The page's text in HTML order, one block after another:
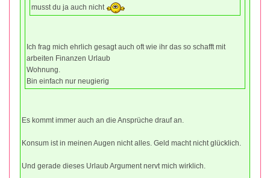
musst du ja auch nicht
Ich frag mich ehrlich gesagt auch oft wie ihr das so schafft mit
arbeiten Finanzen Urlaub
Wohnung.
Bin einfach nur neugierig
Es kommt immer auch an die Ansprüche drauf an.
Konsum ist in meinen Augen nicht alles. Geld macht nicht glücklich.
Und gerade dieses Urlaub Argument nervt mich wirklich.